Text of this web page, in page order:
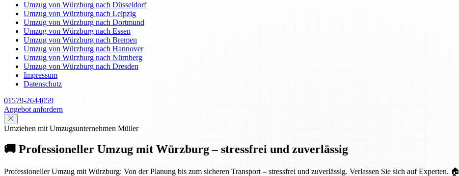
Umzug von Würzburg nach Düsseldorf
Umzug von Würzburg nach Leipzig
Umzug von Würzburg nach Dortmund
Umzug von Würzburg nach Essen
Umzug von Würzburg nach Bremen
Umzug von Würzburg nach Hannover
Umzug von Würzburg nach Nürnberg
Umzug von Würzburg nach Dresden
Impressum
Datenschutz
01579-2644059
Angebot anfordern
Umziehen mit Umzugsunternehmen Müller
🚚 Professioneller Umzug mit Würzburg – stressfrei und zuverlässig
Professioneller Umzug mit Würzburg: Von der Planung bis zum sicheren Transport – stressfrei und zuverlässig. Verlassen Sie sich auf Experten. 🏠